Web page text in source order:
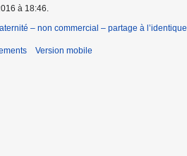
à 18:46.
– non commercial – partage à l’identique
Version mobile